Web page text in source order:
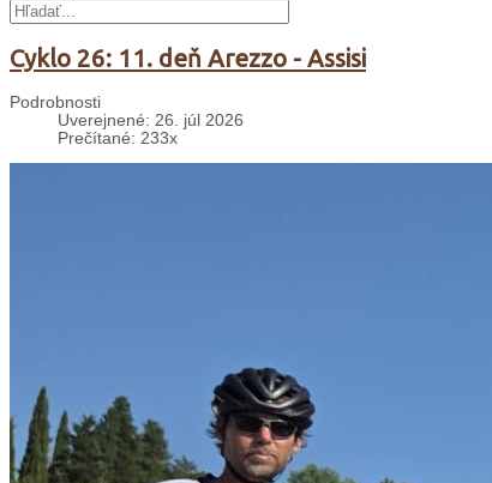
Cyklo 26: 11. deň Arezzo - Assisi
Podrobnosti
Uverejnené: 26. júl 2026
Prečítané: 233x